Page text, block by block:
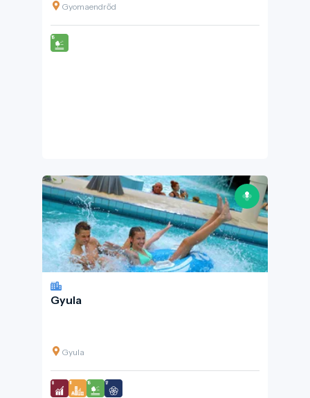
Gyomaendrőd
Gyula
Gyula